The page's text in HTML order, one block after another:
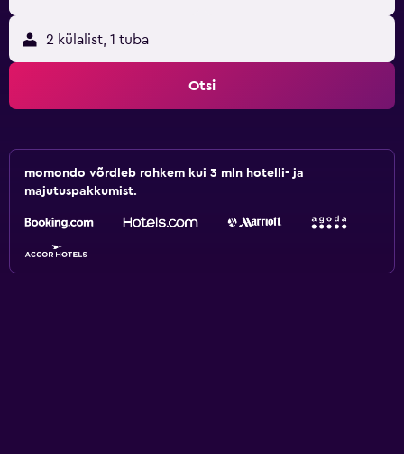
2 külalist, 1 tuba
Otsi
momondo võrdleb rohkem kui 3 mln hotelli- ja
majutuspakkumist.